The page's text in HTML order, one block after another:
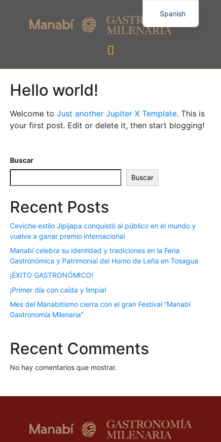
Hello world!
Welcome to Just another Jupiter X Template. This is
your first post. Edit or delete it, then start blogging!
Buscar
Buscar
Recent Posts
Ceviche estilo Jipijapa conquistó al público en el mundo y
vuelve a ganar premio internacional
Manabí celebra su identidad y tradiciones en la Feria
Gastronómica y Patrimonial del Horno de Leña en Tosagua
¡ÉXITO GASTRONÓMICO!
¡Primer día con caída y limpia!
Mes del Manabitismo cierra con el gran Festival “Manabí
Gastronomía Milenaria”
Recent Comments
No hay comentarios que mostrar.
Spanish